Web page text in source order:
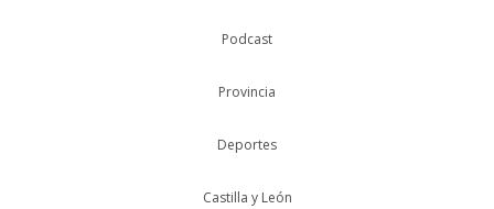
Podcast
Provincia
Deportes
Castilla y León